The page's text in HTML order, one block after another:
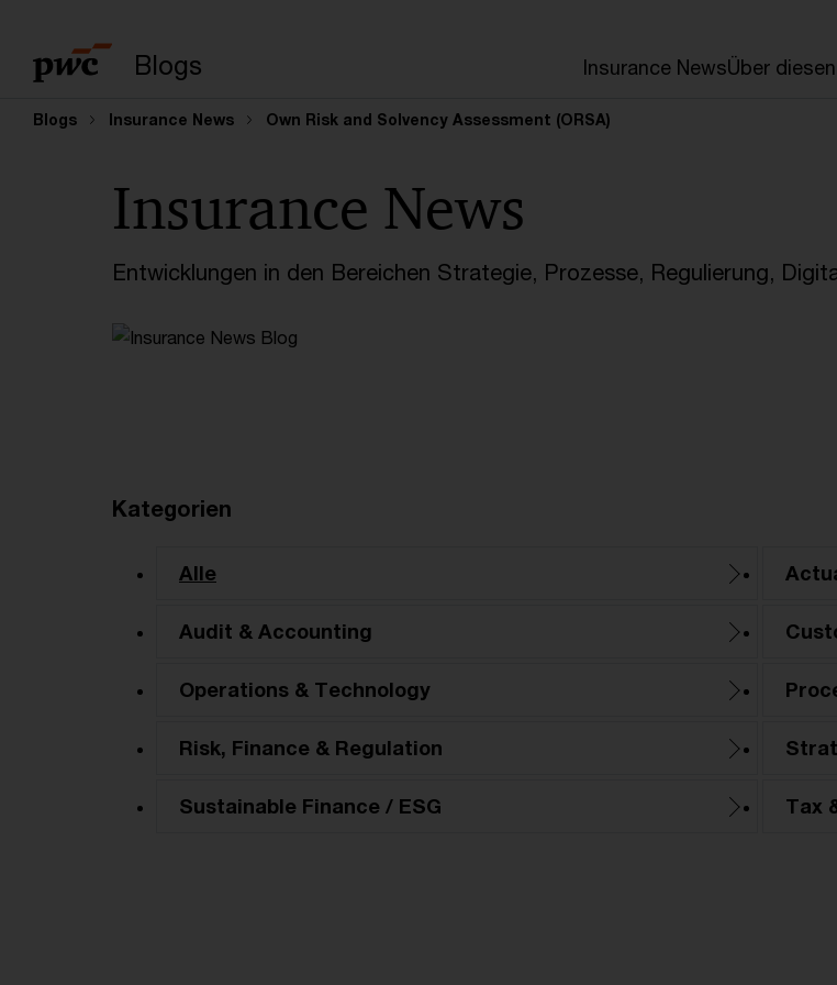
Blogs Insurance NewsÜber
Blogs Insurance News Own Risk and Solvency Assessment (ORSA)
Insurance News
Entwicklungen in den Bereichen Strategie, Prozesse, Regulierung,
Kategorien
Alle
Audit & Accounting
Operations & Technology
Risk, Finance & Regulation
Sustainable Finance / ESG Tax